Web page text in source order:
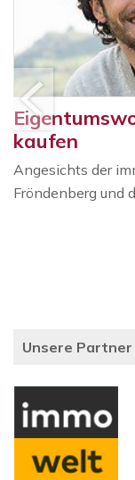
kaufen
Angesichts der
Fröndenberg und
Unsere Partner